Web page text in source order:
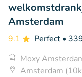
Amsterdam
9.1 Perfect •
Moxy
Amsterdam